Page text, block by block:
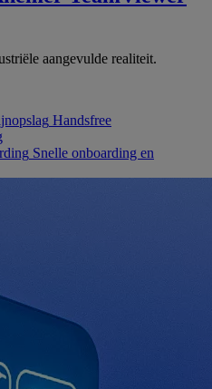
aangevulde realiteit.
Handsfree
Snelle onboarding en